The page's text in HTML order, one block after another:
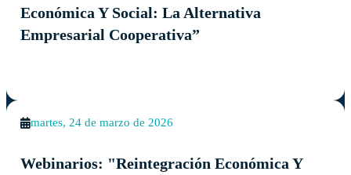
Económica Y Social: La Alternativa
Empresarial Cooperativa”
martes, 24 de marzo de 2026
Webinarios: "Reintegración Económica Y